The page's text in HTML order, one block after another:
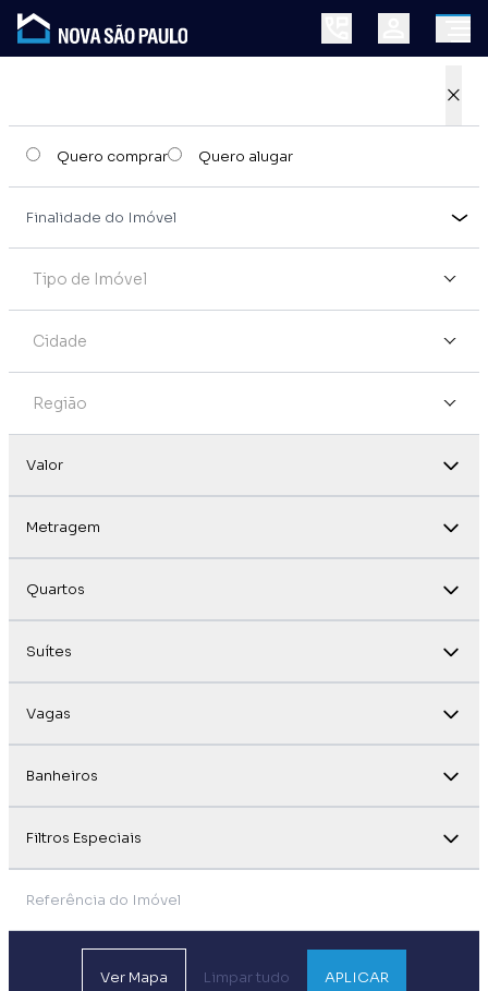
×
Quero comprar Quero alugar
Tipo de Imóvel
Cidade
Região
Valor
Metragem
Quartos
Suítes
Vagas
Banheiros
Filtros Especiais
Ver Mapa Limpar tudo APLICAR